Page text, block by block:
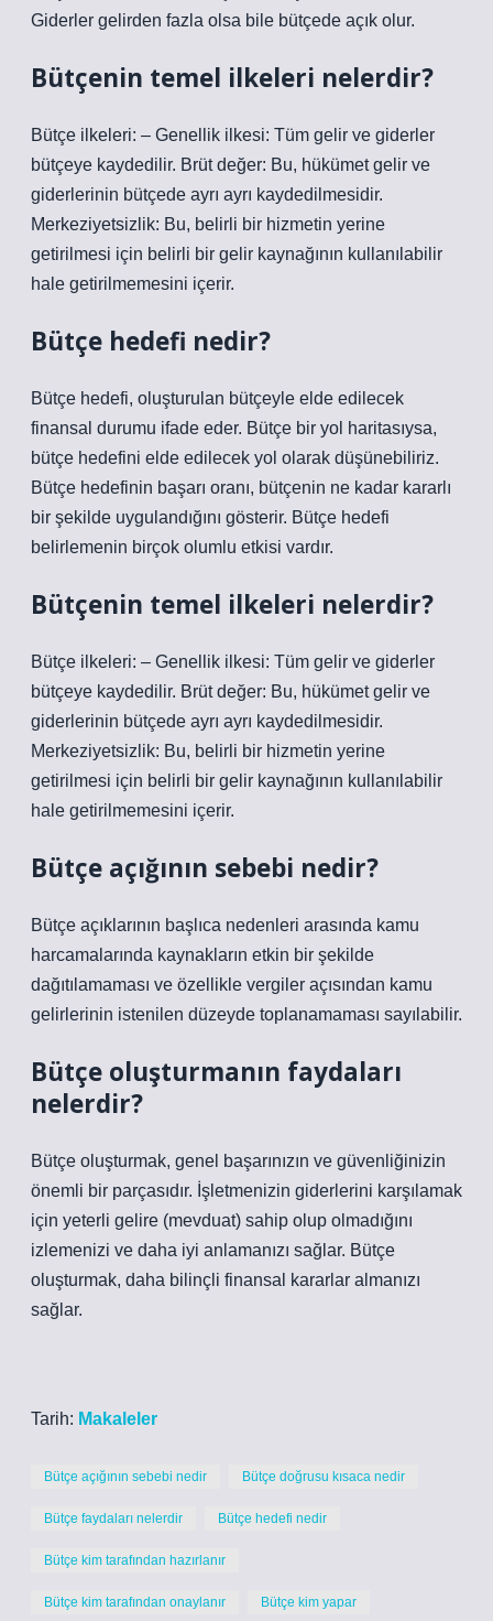
Giderler gelirden fazla olsa bile bütçede açık olur.
Bütçenin temel ilkeleri nelerdir?
Bütçe ilkeleri: – Genellik ilkesi: Tüm gelir ve giderler
bütçeye kaydedilir. Brüt değer: Bu, hükümet gelir ve
giderlerinin bütçede ayrı ayrı kaydedilmesidir.
Merkeziyetsizlik: Bu, belirli bir hizmetin yerine
getirilmesi için belirli bir gelir kaynağının kullanılabilir
hale getirilmemesini içerir.
Bütçe hedefi nedir?
Bütçe hedefi, oluşturulan bütçeyle elde edilecek
finansal durumu ifade eder. Bütçe bir yol haritasıysa,
bütçe hedefini elde edilecek yol olarak düşünebiliriz.
Bütçe hedefinin başarı oranı, bütçenin ne kadar kararlı
bir şekilde uygulandığını gösterir. Bütçe hedefi
belirlemenin birçok olumlu etkisi vardır.
Bütçenin temel ilkeleri nelerdir?
Bütçe ilkeleri: – Genellik ilkesi: Tüm gelir ve giderler
bütçeye kaydedilir. Brüt değer: Bu, hükümet gelir ve
giderlerinin bütçede ayrı ayrı kaydedilmesidir.
Merkeziyetsizlik: Bu, belirli bir hizmetin yerine
getirilmesi için belirli bir gelir kaynağının kullanılabilir
hale getirilmemesini içerir.
Bütçe açığının sebebi nedir?
Bütçe açıklarının başlıca nedenleri arasında kamu
harcamalarında kaynakların etkin bir şekilde
dağıtılamaması ve özellikle vergiler açısından kamu
gelirlerinin istenilen düzeyde toplanamaması sayılabilir.
Bütçe oluşturmanın faydaları
nelerdir?
Bütçe oluşturmak, genel başarınızın ve güvenliğinizin
önemli bir parçasıdır. İşletmenizin giderlerini karşılamak
için yeterli gelire (mevduat) sahip olup olmadığını
izlemenizi ve daha iyi anlamanızı sağlar. Bütçe
oluşturmak, daha bilinçli finansal kararlar almanızı
sağlar.
Tarih: Makaleler
Bütçe açığının sebebi nedir Bütçe doğrusu kısaca nedir
Bütçe faydaları nelerdir Bütçe hedefi nedir
Bütçe kim tarafından hazırlanır
Bütçe kim tarafından onaylanır Bütçe kim yapar